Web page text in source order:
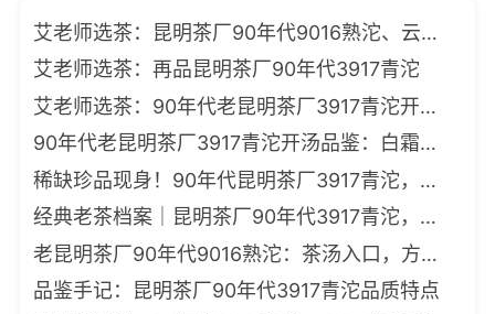
艾老师选茶：昆明茶厂90年代9016熟沱、云南古树白茶2021白鹿小饼
艾老师选茶：再品昆明茶厂90年代3917青沱
艾老师选茶：90年代老昆明茶厂3917青沱开汤品鉴
90年代老昆明茶厂3917青沱开汤品鉴：白霜铺面，参香入汤
稀缺珍品现身！90年代昆明茶厂3917青沱，茶汤藏参香，一杯透体暖
经典老茶档案｜昆明茶厂90年代3917青沱，参香沉稳，甜润入喉
老昆明茶厂90年代9016熟沱：茶汤入口，方知昆明干仓的妙处
品鉴手记：昆明茶厂90年代3917青沱品质特点